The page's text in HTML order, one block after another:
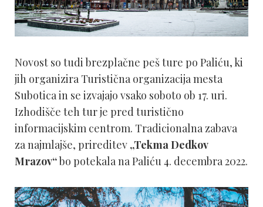
Novost so tudi brezplačne peš ture po Paliću, ki
jih organizira Turistična organizacija mesta
Subotica in se izvajajo vsako soboto ob 17. uri.
Izhodišče teh tur je pred turistično
informacijskim centrom. Tradicionalna zabava
za najmlajše, prireditev „Tekma Dedkov
Mrazov“bo potekala na Paliću 4. decembra 2022.